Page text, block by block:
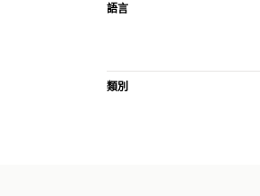
語言
類別